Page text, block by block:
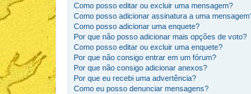
Como posso editar ou excluir uma mensagem?
Como posso adicionar assinatura a uma
Como posso adicionar uma enquete?
Por que não posso adicionar mais opções de voto?
Como posso editar ou excluir uma enquete?
Por que não consigo entrar em um fórum?
Por que não consigo adicionar anexos?
Por que eu recebi uma advertência?
Como eu posso denunciar mensagens?